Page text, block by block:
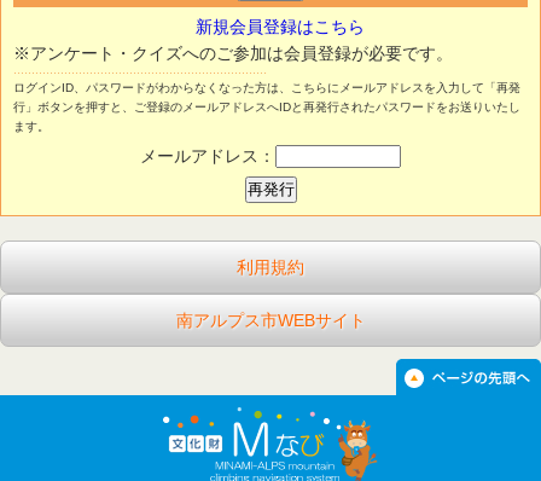
新規会員登録はこちら
※アンケート・クイズへのご参加は会員登録が必要です。
ログインID、パスワードがわからなくなった方は、こちらにメールアドレスを入力して「再発
行」ボタンを押すと、ご登録のメールアドレスへIDと再発行されたパスワードをお送りいたし
ます。
メールアドレス：
利用規約
南アルプス市WEBサイト